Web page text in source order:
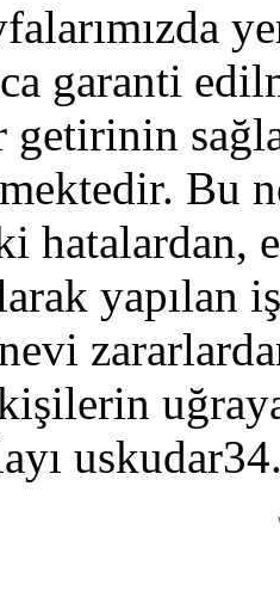
garanti
getirinin
Bu
hatalardan,
yapılan